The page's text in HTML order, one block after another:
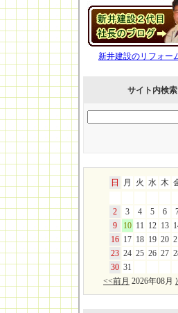
新井建設のリフォー
サイト内検索
日 月 火 水 木
2
3 4 5 6
9
10 11 12 13
16 17 18 19 20
23 24 25 26 27
30 31
<<前月 2026年08月